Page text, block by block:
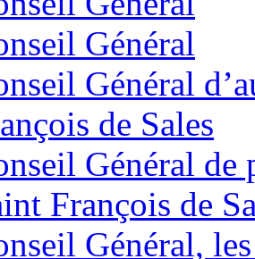
Général
Général
de Sales
Général de
François de
Général,